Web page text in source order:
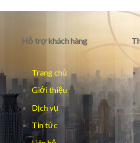
Hỗ trợ khách hàng
Trang chủ
Giới thiệu
Dịch vụ
Tin tức